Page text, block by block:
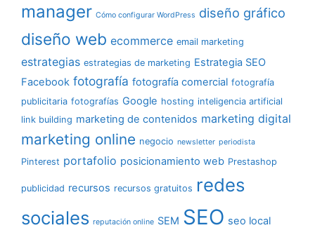
manager Cómo configurar WordPress diseño gráfico
diseño web ecommerce email marketing
estrategias estrategias de marketing Estrategia SEO
Facebook fotografía fotografía comercial fotografía
publicitaria fotografías Google hosting inteligencia artificial
link building marketing de contenidos marketing digital
marketing online negocio newsletter periodista
Pinterest portafolio posicionamiento web Prestashop
publicidad recursos recursos gratuitos redes
sociales reputación online SEM SEO seo local